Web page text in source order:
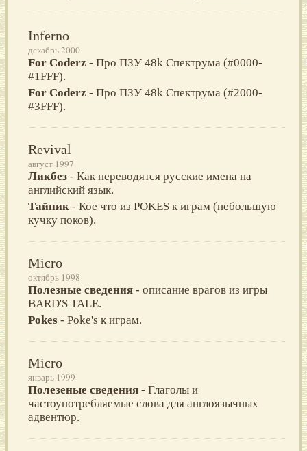
Inferno
декабрь 2000
For Coderz - Про ПЗУ 48k Спектрума (#0000-
#1FFF).
For Coderz - Про ПЗУ 48k Спектрума (#2000-
#3FFF).
Revival
август 1997
Ликбез - Как переводятся русские имена на
английский язык.
Тайник - Кое что из POKES к играм (небольшую
кучку поков).
Micro
октябрь 1998
Полезные сведения - описание врагов из игры
BARD'S TALE.
Pokes - Poke's к играм.
Micro
январь 1999
Полезеные сведения - Глаголы и
частоупотребляемые слова для англоязычных
адвентюр.